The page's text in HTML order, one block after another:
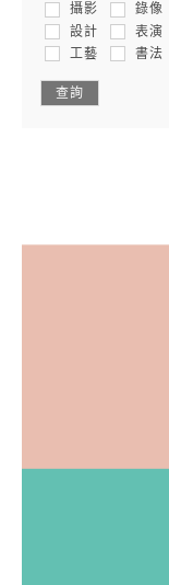
查詢
攝影
錄像
設計
表演
工藝
書法